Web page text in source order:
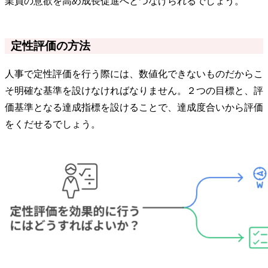
定性評価の方法
人事で定性評価を行う際には、数値化できないものだからこ
そ明確な基準を設けなければなりません。２つの目標と、評
価基準となる達成指標を設けることで、達成度合いから評価
をくだせるでしょう。